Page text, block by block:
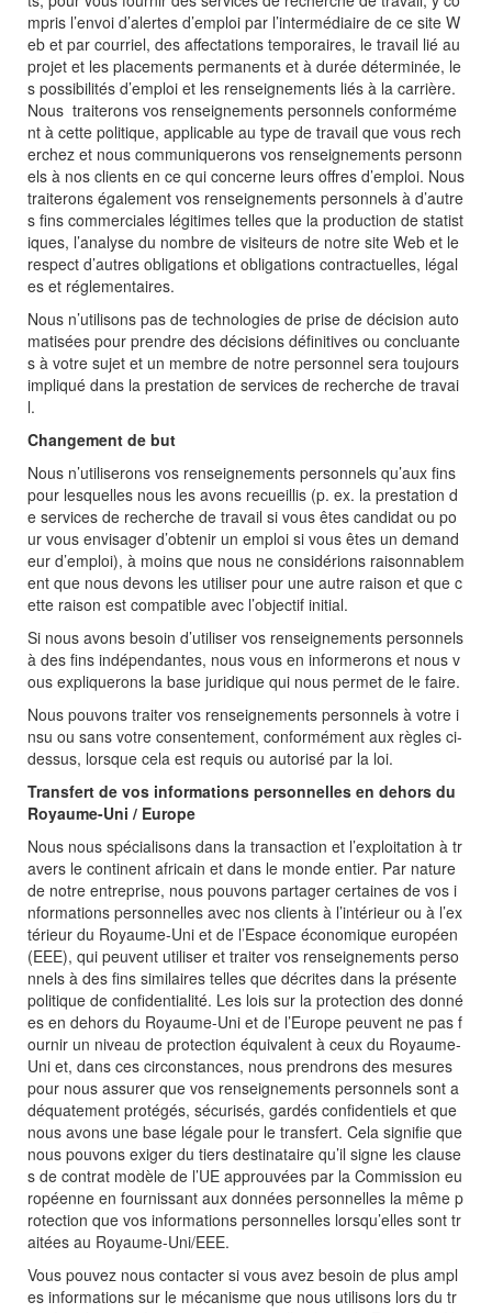
mpris l’envoi d’alertes d’emploi par l’intermédiaire de ce site W
eb et par courriel, des affectations temporaires, le travail lié au
projet et les placements permanents et à durée déterminée, le
s possibilités d’emploi et les renseignements liés à la carrière.
Nous traiterons vos renseignements personnels conforméme
nt à cette politique, applicable au type de travail que vous rech
erchez et nous communiquerons vos renseignements personn
els à nos clients en ce qui concerne leurs offres d’emploi. Nous
traiterons également vos renseignements personnels à d’autre
s fins commerciales légitimes telles que la production de statist
iques, l’analyse du nombre de visiteurs de notre site Web et le
respect d’autres obligations et obligations contractuelles, légal
es et réglementaires.
Nous n’utilisons pas de technologies de prise de décision auto
matisées pour prendre des décisions définitives ou concluante
s à votre sujet et un membre de notre personnel sera toujours
impliqué dans la prestation de services de recherche de travai
l.
Changement de but
Nous n’utiliserons vos renseignements personnels qu’aux fins
pour lesquelles nous les avons recueillis (p. ex. la prestation d
e services de recherche de travail si vous êtes candidat ou po
ur vous envisager d’obtenir un emploi si vous êtes un demand
eur d’emploi), à moins que nous ne considérions raisonnablem
ent que nous devons les utiliser pour une autre raison et que c
ette raison est compatible avec l’objectif initial.
Si nous avons besoin d’utiliser vos renseignements personnels
à des fins indépendantes, nous vous en informerons et nous v
ous expliquerons la base juridique qui nous permet de le faire.
Nous pouvons traiter vos renseignements personnels à votre i
nsu ou sans votre consentement, conformément aux règles ci-
dessus, lorsque cela est requis ou autorisé par la loi.
Transfert de vos informations personnelles en dehors du
Royaume-Uni / Europe
Nous nous spécialisons dans la transaction et l’exploitation à tr
avers le continent africain et dans le monde entier. Par nature
de notre entreprise, nous pouvons partager certaines de vos i
nformations personnelles avec nos clients à l’intérieur ou à l’ex
térieur du Royaume-Uni et de l’Espace économique européen
(EEE), qui peuvent utiliser et traiter vos renseignements perso
nnels à des fins similaires telles que décrites dans la présente
politique de confidentialité. Les lois sur la protection des donné
es en dehors du Royaume-Uni et de l’Europe peuvent ne pas f
ournir un niveau de protection équivalent à ceux du Royaume-
Uni et, dans ces circonstances, nous prendrons des mesures
pour nous assurer que vos renseignements personnels sont a
déquatement protégés, sécurisés, gardés confidentiels et que
nous avons une base légale pour le transfert. Cela signifie que
nous pouvons exiger du tiers destinataire qu’il signe les clause
s de contrat modèle de l’UE approuvées par la Commission eu
ropéenne en fournissant aux données personnelles la même p
rotection que vos informations personnelles lorsqu’elles sont tr
aitées au Royaume-Uni/EEE.
Vous pouvez nous contacter si vous avez besoin de plus ampl
es informations sur le mécanisme que nous utilisons lors du tr